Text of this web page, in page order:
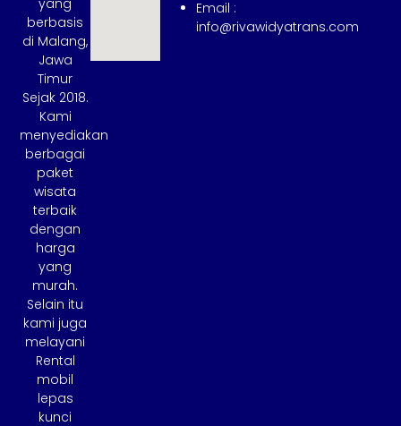
yang
berbasis
di Malang,
Jawa
Timur
Sejak 2018.
Kami
menyediakan
berbagai
paket
wisata
terbaik
dengan
harga
yang
murah.
Selain itu
kami juga
melayani
Rental
mobil
lepas
kunci
Email :
info@rivawidyatrans.com